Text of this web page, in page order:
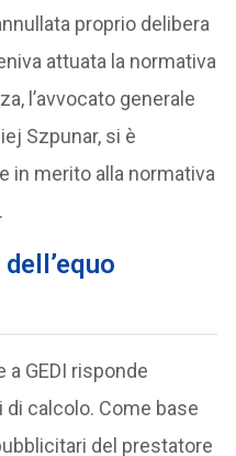
proprio delibera
attuata la normativa
l’avvocato generale
Szpunar, si è
in merito alla normativa
a GEDI risponde
calcolo. Come base
del prestatore